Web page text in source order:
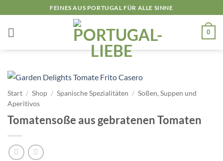
Inhalt
springen
FEINES AUS PORTUGAL FÜR ALLE SINNE
0
Start / Shop / Spanische Spezialitäten / Soßen, Suppen und
Aperitivos
Tomatensoße aus gebratenen Tomaten